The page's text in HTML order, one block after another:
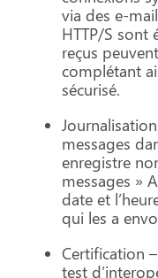
via des e-
HTTP/S sont
reçus
complétant
sécurisé.
messages
enregistre
messages »
date et
qui les a
Certification
test